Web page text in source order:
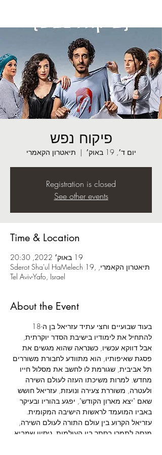
פיקוח נפש
יום ד׳, 19 באוק׳
  |
תיאטרון הקאמרי
Registration is closed
See other events
Time & Location
19 באוק׳ 2022, 20:30
תיאטרון הקאמרי, Sderot Sha'ul HaMelech 19,
Tel Aviv-Yafo, Israel
About the Event
להתחיל את לימודיו בישיבת הסדר יוקרתית,
אבל דווקא עכשיו, כשנראה שהוא מגשים את
פסגת שאיפותיו, הוא מתוודע לחבורת משוררים
תל אביבית, שגורמת לו לחשב את מסלול חייו
מחדש. למרות משיכתו העזה לעולם השירה
ולעטרה, משוררת צעירה ונועזת, עזריאל חושש
שאם "יצא מארון הקודש", יפגע בהוריו ובעיקר
באביו המועמד לראשות הישיבה המקומית.
עזריאל הקרוע בין עולם התורה לעולם השירה,
מנסה לתמרן בסתר בין העולמות, ניסיון שמביא